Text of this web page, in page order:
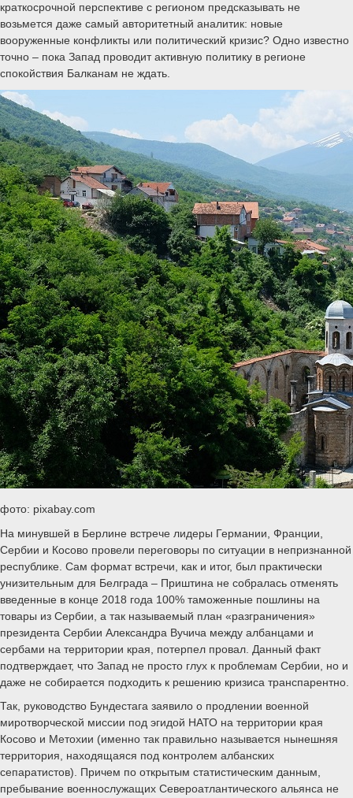
краткосрочной перспективе с регионом предсказывать не
возьмется даже самый авторитетный аналитик: новые
вооруженные конфликты или политический кризис? Одно известно
точно – пока Запад проводит активную политику в регионе
спокойствия Балканам не ждать.
фото: pixabay.com
На минувшей в Берлине встрече лидеры Германии, Франции,
Сербии и Косово провели переговоры по ситуации в непризнанной
республике. Сам формат встречи, как и итог, был практически
унизительным для Белграда – Приштина не собралась отменять
введенные в конце 2018 года 100% таможенные пошлины на
товары из Сербии, а так называемый план «разграничения»
президента Сербии Александра Вучича между албанцами и
сербами на территории края, потерпел провал. Данный факт
подтверждает, что Запад не просто глух к проблемам Сербии, но и
даже не собирается подходить к решению кризиса транспарентно.
Так, руководство Бундестага заявило о продлении военной
миротворческой миссии под эгидой НАТО на территории края
Косово и Метохии (именно так правильно называется нынешняя
территория, находящаяся под контролем албанских
сепаратистов). Причем по открытым статистическим данным,
пребывание военнослужащих Североатлантического альянса не